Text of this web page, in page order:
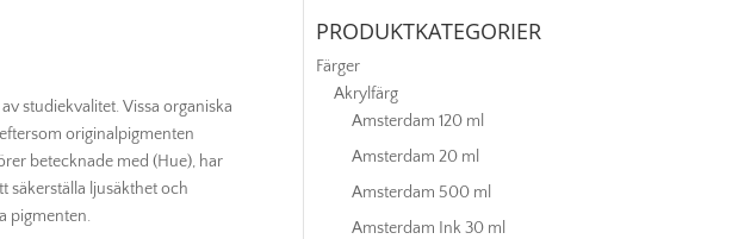
studiekvalitet. Vissa organiska
originalpigmenten
betecknade med (Hue), har
säkerställa ljusäkthet och
pigmenten.
PRODUKTKATEGORIER
Färger
Akrylfärg
Amsterdam 120 ml
Amsterdam 20 ml
Amsterdam 500 ml
Amsterdam Ink 30 ml